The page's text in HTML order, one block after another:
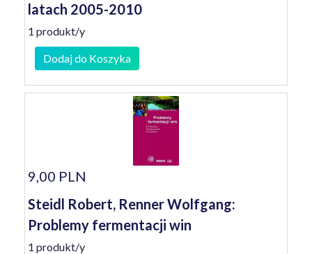
latach 2005-2010
1 produkt/y
Dodaj do Koszyka
9,00 PLN
Steidl Robert, Renner Wolfgang:
Problemy fermentacji win
1 produkt/y